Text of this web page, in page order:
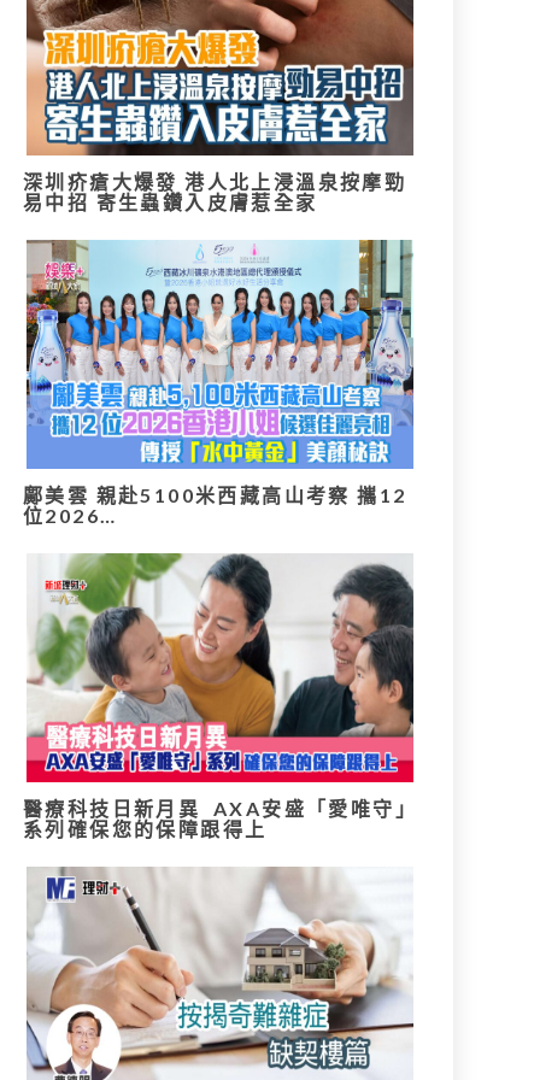
深圳疥瘡大爆發 港人北上浸溫泉按摩勁
易中招 寄生蟲鑽入皮膚惹全家
鄺美雲 親赴5100米西藏高山考察 攜12
位2026…
醫療科技日新月異 AXA安盛「愛唯守」
系列確保您的保障跟得上